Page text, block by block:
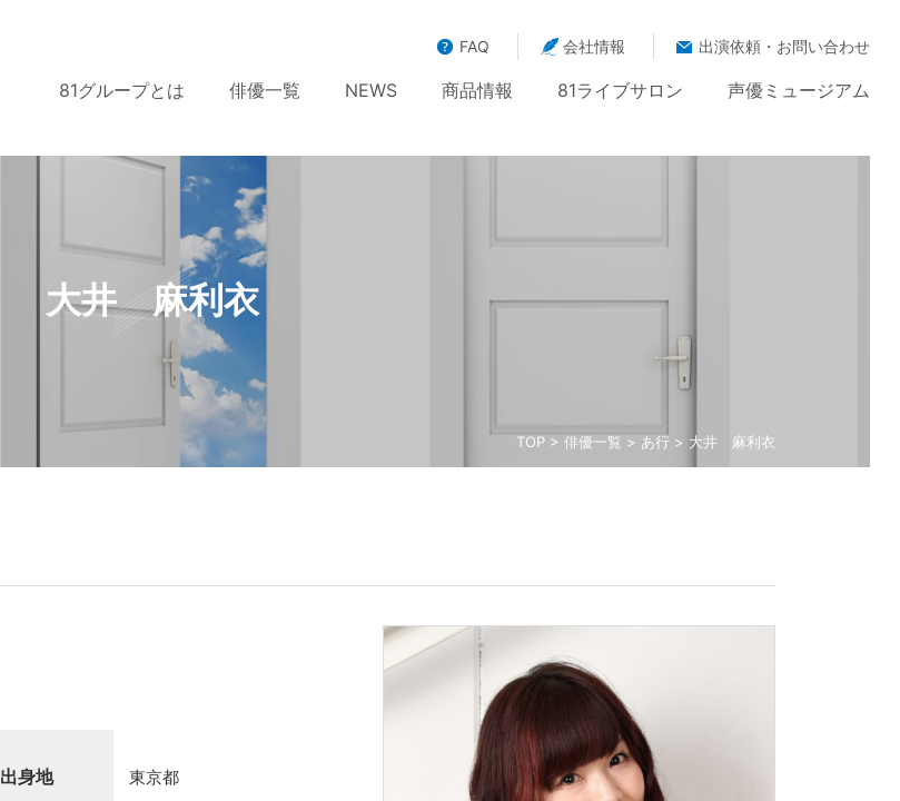
FAQ 会社情報 出演依頼・お問い合わせ
81グループとは 俳優一覧 NEWS 商品情報 81ライブサロン 声優ミュージアム
TOP> 俳優一覧 > あ行> 大井 麻利衣
大井 麻利衣
出身地 東京都